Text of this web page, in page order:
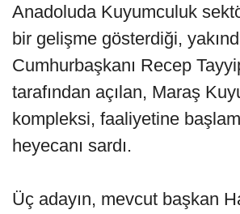
Anadoluda Kuyumculuk
bir gelişme gösterdiği,
Cumhurbaşkanı Recep
tarafından açılan, Maraş
kompleksi, faaliyetine
heyecanı sardı.
Üç adayın, mevcut başkan